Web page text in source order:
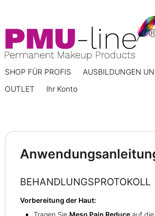
SHOP FÜR PROFIS AUSBILDUNGEN
OUTLET
Ihr Konto
BEHANDLUNGSPROTOKOLL
Vorbereitung der Haut: